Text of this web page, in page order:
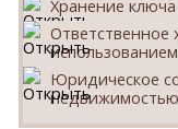
Хранение
Ответственное
Юридическое
недвижимостью